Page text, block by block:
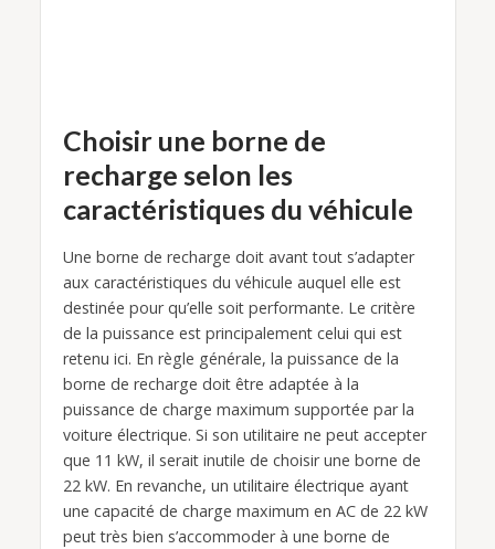
Choisir une borne de
recharge selon les
caractéristiques du véhicule
Une borne de recharge doit avant tout s’adapter
aux caractéristiques du véhicule auquel elle est
destinée pour qu’elle soit performante. Le critère
de la puissance est principalement celui qui est
retenu ici. En règle générale, la puissance de la
borne de recharge doit être adaptée à la
puissance de charge maximum supportée par la
voiture électrique. Si son utilitaire ne peut accepter
que 11 kW, il serait inutile de choisir une borne de
22 kW. En revanche, un utilitaire électrique ayant
une capacité de charge maximum en AC de 22 kW
peut très bien s’accommoder à une borne de